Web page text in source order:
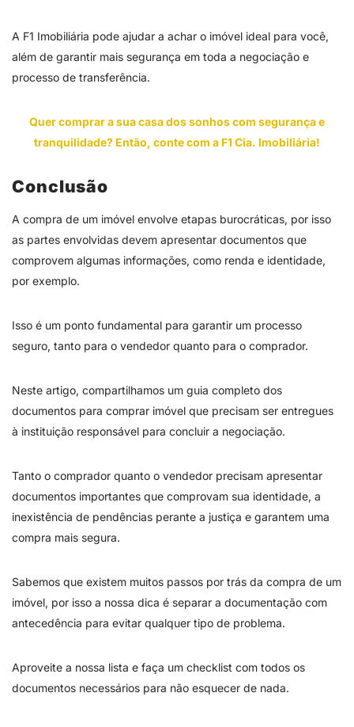
A F1 Imobiliária pode ajudar a achar o imóvel ideal para você,
além de garantir mais segurança em toda a negociação e
processo de transferência.
Quer comprar a sua casa dos sonhos com segurança e
tranquilidade? Então, conte com a F1 Cia. Imobiliária!
Conclusão
A compra de um imóvel envolve etapas burocráticas, por isso
as partes envolvidas devem apresentar documentos que
comprovem algumas informações, como renda e identidade,
por exemplo.
Isso é um ponto fundamental para garantir um processo
seguro, tanto para o vendedor quanto para o comprador.
Neste artigo, compartilhamos um guia completo dos
documentos para comprar imóvel que precisam ser entregues
à instituição responsável para concluir a negociação.
Tanto o comprador quanto o vendedor precisam apresentar
documentos importantes que comprovam sua identidade, a
inexistência de pendências perante a justiça e garantem uma
compra mais segura.
Sabemos que existem muitos passos por trás da compra de um
imóvel, por isso a nossa dica é separar a documentação com
antecedência para evitar qualquer tipo de problema.
Aproveite a nossa lista e faça um checklist com todos os
documentos necessários para não esquecer de nada.